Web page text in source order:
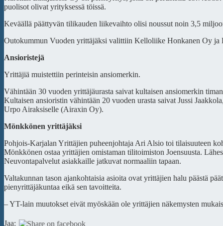
puolisot olivat yrityksessä töissä.
Keväällä päättyvän tilikauden liikevaihto olisi noussut noin 3,5
Outokummun Vuoden yrittäjäksi valittiin Kelloliike Honkanen Oy
Ansioristejä
Yrittäjiä muistettiin perinteisin ansiomerkin.
Vähintään 30 vuoden yrittäjäurasta saivat kultaisen ansiomerkin
Kultaisen ansioristin vähintään 20 vuoden urasta saivat Jussi
Urpo Airaksiselle (Airaxin Oy).
Mönkkönen yrittäjäksi
Pohjois-Karjalan Yrittäjien puheenjohtaja Ari Alsio toi tilaisuuteen
Mönkkönen ostaa yrittäjien omistaman tilitoimiston Joensuusta.
Neuvontapalvelut asiakkaille jatkuvat normaaliin tapaan.
Valtakunnan tason ajankohtaisia asioita ovat yrittäjien halu päästä
pienyrittäjäkuntaa eikä sen tavoitteita.
– YT-lain muutokset eivät myöskään ole yrittäjien näkemysten
Jaa: